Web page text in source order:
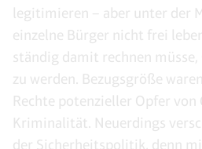
legitimieren – aber unter der
einzelne Bürger nicht frei
ständig damit rechnen
zu werden. Bezugsgröße
Rechte potenzieller Opfer von
Kriminalität. Neuerdings
der Sicherheitspolitik, denn